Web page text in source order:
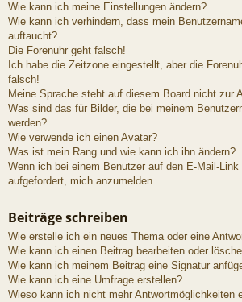
Wie kann ich meine Einstellungen ändern?
Wie kann ich verhindern, dass mein
auftaucht?
Die Forenuhr geht falsch!
Ich habe die Zeitzone eingestellt, aber die
falsch!
Meine Sprache steht auf diesem Board nicht zur
Was sind das für Bilder, die bei meinem
werden?
Wie verwende ich einen Avatar?
Was ist mein Rang und wie kann ich ihn ändern?
Wenn ich bei einem Benutzer auf den E-Mail-
aufgefordert, mich anzumelden.
Beiträge schreiben
Wie erstelle ich ein neues Thema oder eine
Wie kann ich einen Beitrag bearbeiten oder
Wie kann ich meinem Beitrag eine Signatur
Wie kann ich eine Umfrage erstellen?
Wieso kann ich nicht mehr Antwortmöglichkeiten